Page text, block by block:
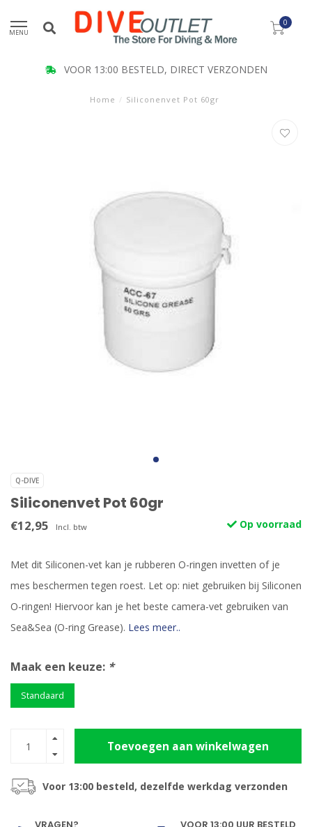
MENU
0
KLANT BEOORDELING 9.5
Home / Siliconenvet Pot 60gr
Q-DIVE
Siliconenvet Pot 60gr
€12,95 Incl. btw Op voorraad
Met dit Siliconen-vet kan je rubberen O-ringen invetten of je
mes beschermen tegen roest. Let op: niet gebruiken bij Siliconen
O-ringen! Hiervoor kan je het beste camera-vet gebruiken van
Sea&Sea (O-ring Grease). Lees meer..
Maak een keuze: *
Standaard
Toevoegen aan winkelwagen
Voor 13:00 besteld, dezelfde werkdag verzonden